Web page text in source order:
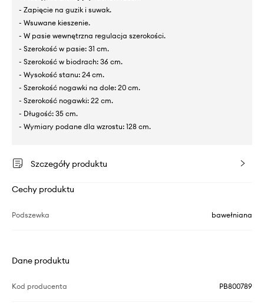
- Zapięcie na guzik i suwak.
- Wsuwane kieszenie.
- W pasie wewnętrzna regulacja szerokości.
- Szerokość w pasie: 31 cm.
- Szerokość w biodrach: 36 cm.
- Wysokość stanu: 24 cm.
- Szerokość nogawki na dole: 20 cm.
- Szerokość nogawki: 22 cm.
- Długość: 35 cm.
- Wymiary podane dla wzrostu: 128 cm.
Szczegóły produktu
Cechy produktu
Podszewka bawełniana
Dane produktu
Kod producenta PB800789